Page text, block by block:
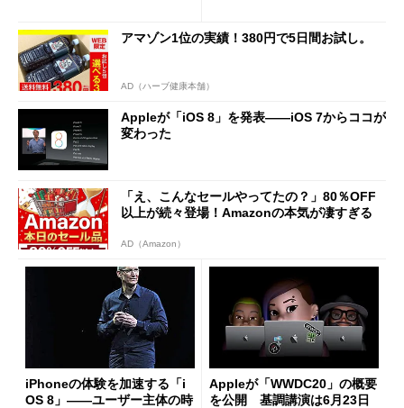
アマゾン1位の実績！380円で5日間お試し。
AD（ハーブ健康本舗）
Appleが「iOS 8」を発表――iOS 7からココが
変わった
「え、こんなセールやってたの？」80％OFF
以上が続々登場！Amazonの本気が凄すぎる
AD（Amazon）
iPhoneの体験を加速する「i
OS 8」――ユーザー主体の時
Appleが「WWDC20」の概要
を公開 基調講演は6月23日